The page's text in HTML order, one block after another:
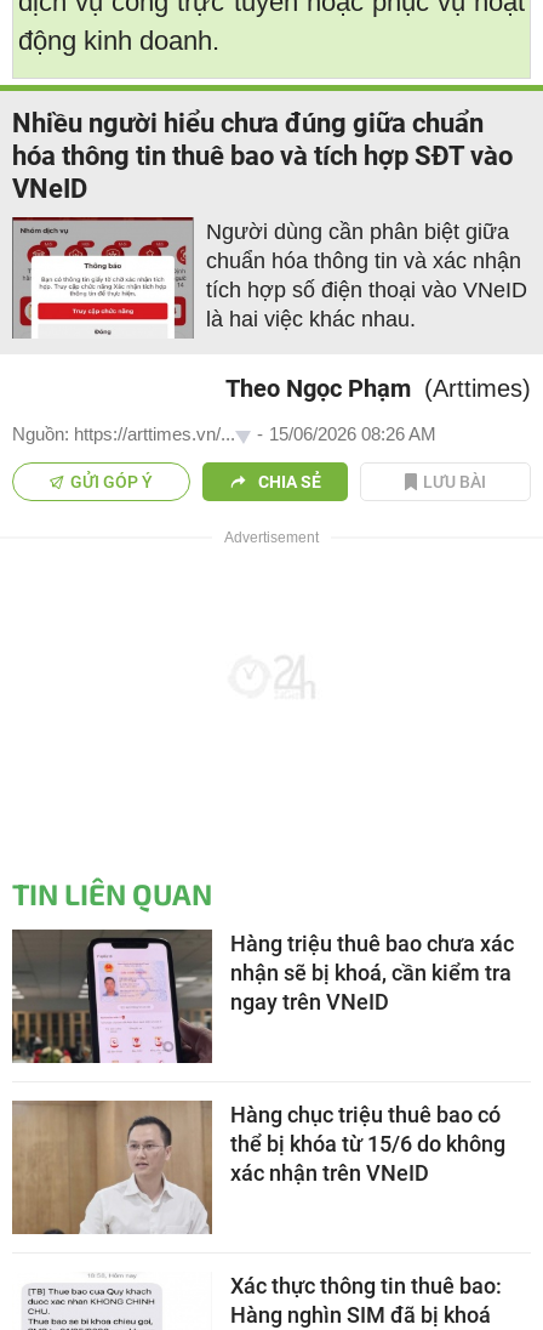
động kinh doanh.
Nhiều người hiểu chưa đúng giữa chuẩn
hóa thông tin thuê bao và tích hợp SĐT vào
VNeID
Người dùng cần phân biệt giữa
chuẩn hóa thông tin và xác nhận
tích hợp số điện thoại vào VNeID
là hai việc khác nhau.
Theo Ngọc Phạm (Arttimes)
Nguồn: https://arttimes.vn/... - 15/06/2026 08:26 AM
GỬI GÓP Ý CHIA SẺ LƯU BÀI
TIN LIÊN QUAN
Hàng triệu thuê bao chưa xác
nhận sẽ bị khoá, cần kiểm tra
ngay trên VNeID
Hàng chục triệu thuê bao có
thể bị khóa từ 15/6 do không
xác nhận trên VNeID
Xác thực thông tin thuê bao:
Hàng nghìn SIM đã bị khoá